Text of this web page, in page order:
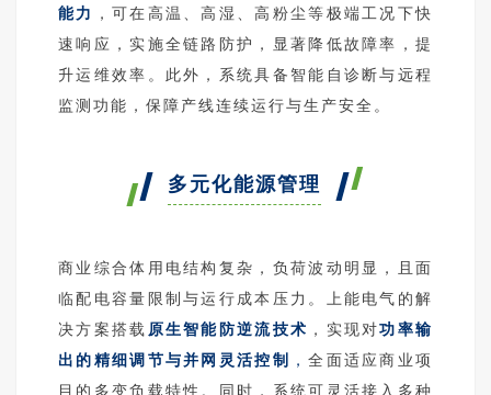
能力 ，可在高温、高湿、高粉尘等极端工况下快
速响应，实施全链路防护，显著降低故障率，提
升运维效率。此外，系统具备智能自诊断与远程
监测功能，保障产线连续运行与生产安全。
多元化能源管理
商业综合体用电结构复杂，负荷波动明显，且面
临配电容量限制与运行成本压力。上能电气的解
决方案搭载 原生智能防逆流技术 ，实现对功率输
出的精细调节与并网灵活控制 ，全面适应商业项
目的多变负载特性。同时，系统可灵活接入多种